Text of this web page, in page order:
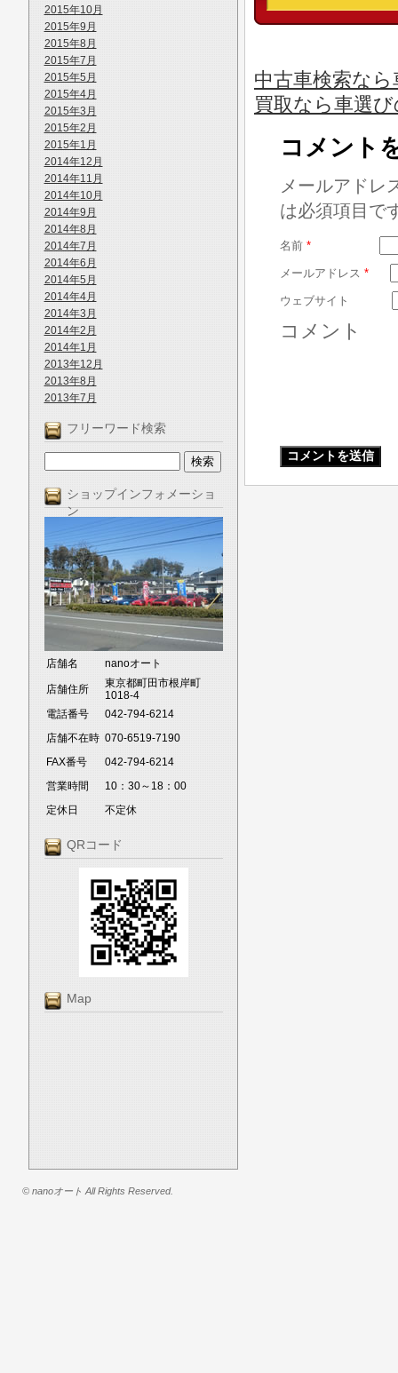
2015年10月
2015年9月
2015年8月
2015年7月
2015年5月
2015年4月
2015年3月
2015年2月
2015年1月
2014年12月
2014年11月
2014年10月
2014年9月
2014年8月
2014年7月
2014年6月
2014年5月
2014年4月
2014年3月
2014年2月
2014年1月
2013年12月
2013年8月
2013年7月
フリーワード検索
ショップインフォメーショ
ン
店舗名 nanoオート
店舗住所
東京都町田市根岸町
1018-4
電話番号
042-794-6214
店舗不在時 070-6519-7190
FAX番号
042-794-6214
営業時間
10：30～18：00
定休日
不定休
QRコード
Map
中古車検索な
買取なら車選
コメント
メールアドレ
は必須項目で
名前 *
メールアドレス *
ウェブサイト
コメント
© nanoオート All Rights Reserved.